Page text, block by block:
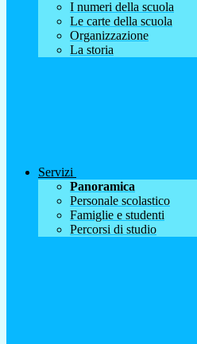
I numeri della scuola
Le carte della scuola
Organizzazione
La storia
Servizi
Panoramica
Personale scolastico
Famiglie e studenti
Percorsi di studio